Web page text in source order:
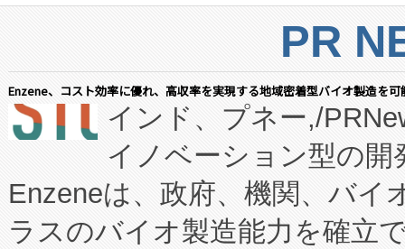
PR
Enzene、コスト効率に優れ、高収率を実現する地域密着型バイオ製造を
インド、プネー,/
イノベーション型の
Enzeneは、政府、機関、バイ
ラスのバイオ製造能力を確立